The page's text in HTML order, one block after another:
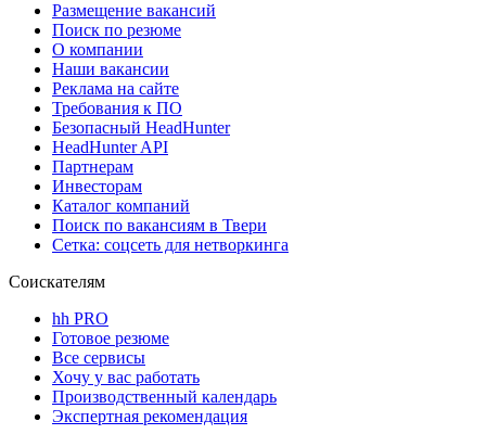
Размещение вакансий
Поиск по резюме
О компании
Наши вакансии
Реклама на сайте
Требования к ПО
Безопасный HeadHunter
HeadHunter API
Партнерам
Инвесторам
Каталог компаний
Поиск по вакансиям в Твери
Сетка: соцсеть для нетворкинга
Соискателям
hh PRO
Готовое резюме
Все сервисы
Хочу у вас работать
Производственный календарь
Экспертная рекомендация